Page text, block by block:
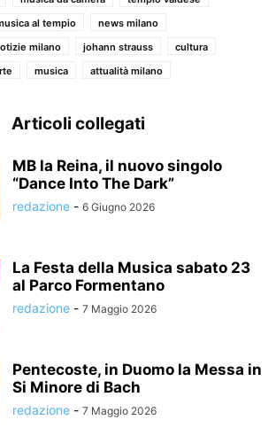
al tempio
news milano
milano johann strauss
cultura
musica attualità milano
Articoli collegati
MB la Reina, il nuovo singolo
“Dance Into The Dark”
redazione - 6 Giugno 2026
La Festa della Musica sabato 23
al Parco Formentano
redazione - 7 Maggio 2026
Pentecoste, in Duomo la Messa in
Si Minore di Bach
redazione - 7 Maggio 2026